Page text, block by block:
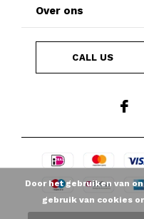
Over ons
CALL US
Door het gebruiken van
gebruik van cookies